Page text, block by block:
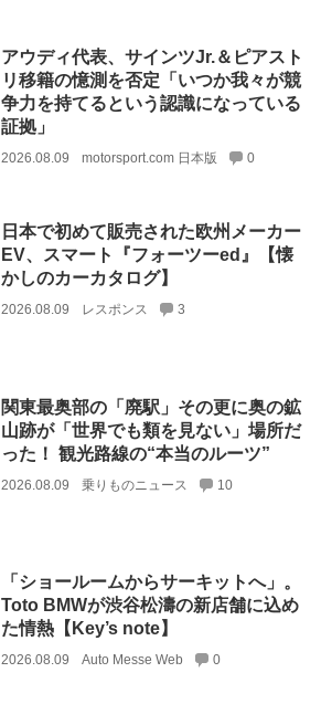
アウディ代表、サインツJr.＆ピアスト
リ移籍の憶測を否定「いつか我々が競
争力を持てるという認識になっている
証拠」
2026.08.09 motorsport.com 日本版 0
日本で初めて販売された欧州メーカー
EV、スマート『フォーツーed』【懐
かしのカーカタログ】
2026.08.09 レスポンス 3
関東最奥部の「廃駅」その更に奥の鉱
山跡が「世界でも類を見ない」場所だ
った！ 観光路線の“本当のルーツ”
2026.08.09 乗りものニュース 10
「ショールームからサーキットへ」。
Toto BMWが渋谷松濤の新店舗に込め
た情熱【Key’s note】
2026.08.09 Auto Messe Web 0